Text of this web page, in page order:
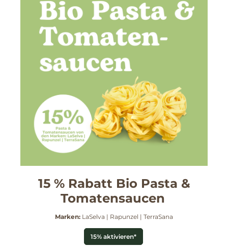
15 % Rabatt Bio Pasta &
Tomatensaucen
Marken: LaSelva | Rapunzel | TerraSana
15% aktivieren*